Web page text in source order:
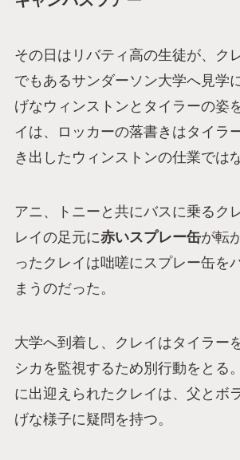
その日はリバティ高の生徒が、ク
でもあるサンダーソン大学へ見学
げなウィンストンとタイラーの姿
イは、ロッカーの落書きはタイラ
き出したウィンストンの仕業では
アニ、トニーと共にバスに乗るク
レイの足元に赤いスプレー缶が転
ったクレイは咄嗟にスプレー缶を
まうのだった。
大学へ到着し、クレイはタイラー
シカを監視するため別行動をとる
に出迎えられたクレイは、父とボ
げな様子に疑問を持つ。